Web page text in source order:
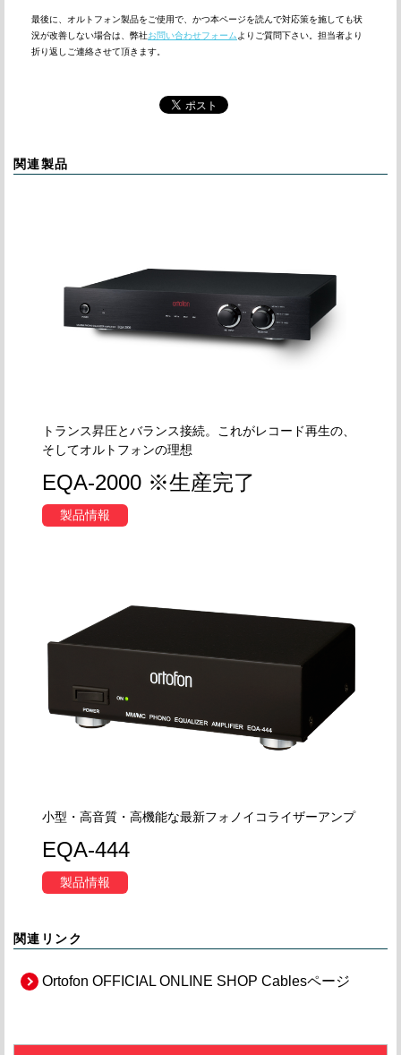
最後に、オルトフォン製品をご使用で、かつ本ページを読んで対応策を施しても状
況が改善しない場合は、弊社お問い合わせフォーム よりご質問下さい。担当者より
折り返しご連絡させて頂きます。
関連製品
トランス昇圧とバランス接続。これがレコード再生の、
そしてオルトフォンの理想
EQA-2000 ※生産完了
製品情報
小型・高音質・高機能な最新フォノイコライザーアンプ
EQA-444
製品情報
関連リンク
Ortofon OFFICIAL ONLINE SHOP Cablesページ